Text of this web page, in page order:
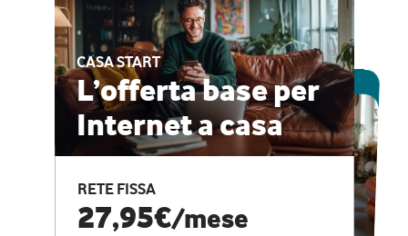
CASA START
L’offerta base per
Internet a casa
RETE FISSA
27,95€/mese
ESCLUSIVA ONLINE
CASA PRO
Internet veloce e
vantaggi speciali